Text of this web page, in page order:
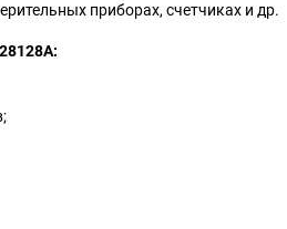
приборах, счетчиках и др.